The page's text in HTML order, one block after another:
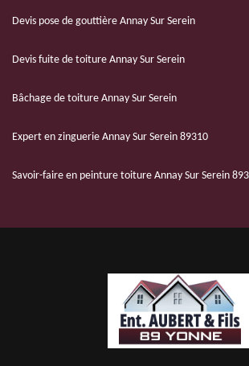
Devis pose de gouttière Annay Sur Serein
Devis fuite de toiture Annay Sur Serein
Bâchage de toiture Annay Sur Serein
Expert en zinguerie Annay Sur Serein 89310
Savoir-faire en peinture toiture Annay Sur Serein